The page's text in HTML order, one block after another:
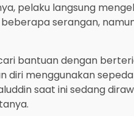
pelaku langsung
serangan,
bantuan dengan
diri menggunakan
saat ini sedang